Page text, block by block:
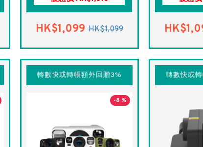
HK$1,099 HK$1,099
轉數快或轉帳額外回贈3%
-8 %
轉數快或